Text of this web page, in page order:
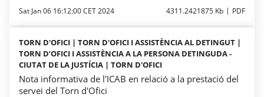
Sat Jan 06 16:12:00 CET 2024 4311.2421875 Kb PDF
TORN D'OFICI | TORN D'OFICI I ASSISTÈNCIA AL DETINGUT |
TORN D’OFICI I ASSISTÈNCIA A LA PERSONA DETINGUDA -
CIUTAT DE LA JUSTÍCIA | TORN D'OFICI
Nota informativa de l'ICAB en relació a la prestació del
servei del Torn d'Ofici